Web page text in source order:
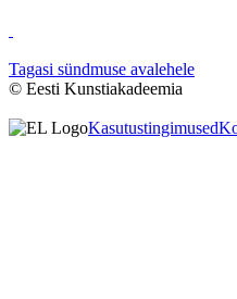
Tagasi sündmuse avalehele
© Eesti Kunstiakadeemia
Kasutustingimused